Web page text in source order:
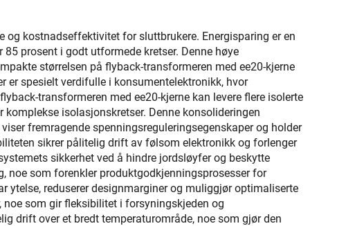
og kostnadseffektivitet for sluttbrukere. Energisparing er en
prosent i godt utformede kretser. Denne høye
størrelsen på flyback-transformeren med ee20-kjerne
er spesielt verdifulle i konsumentelektronikk, hvor
transformeren med ee20-kjerne kan levere flere isolerte
isolasjonskretser. Denne konsolideringen
fremragende spenningsreguleringsegenskaper og holder
sikrer pålitelig drift av følsom elektronikk og forlenger
sikkerhet ved å hindre jordsløyfer og beskytte
noe som forenkler produktgodkjenningsprosesser for
ytelse, reduserer designmarginer og muliggjør optimaliserte
noe som gir fleksibilitet i forsyningskjeden og
drift over et bredt temperaturområde, noe som gjør den